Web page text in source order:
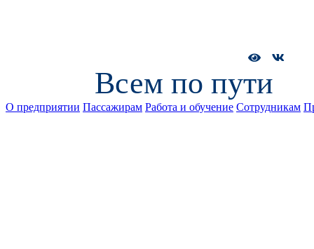
Всем по пути
О предприятии Пассажирам Работа и обучение Сотрудникам